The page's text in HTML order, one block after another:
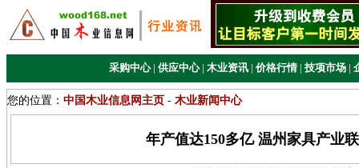
采购中心 | 供应中心 | 木业资讯 | 价格行情 | 技项市场 |
您的位置： 中国木业信息网主页 - 木业新闻中心
年产值达150多亿 温州家具产业